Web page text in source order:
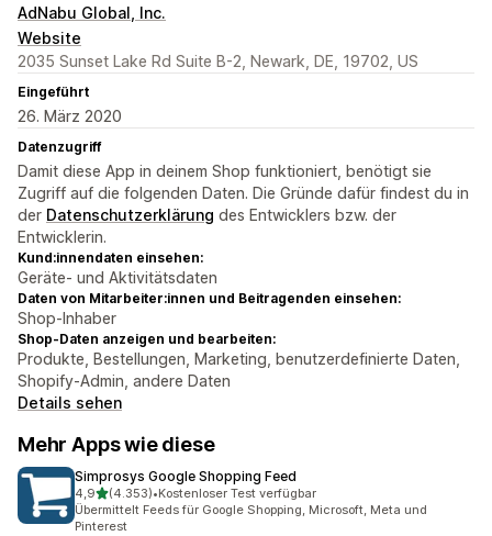
AdNabu Global, Inc.
Website
2035 Sunset Lake Rd Suite B-2, Newark, DE, 19702, US
Eingeführt
26. März 2020
Datenzugriff
Damit diese App in deinem Shop funktioniert, benötigt sie
Zugriff auf die folgenden Daten. Die Gründe dafür findest du in
der Datenschutzerklärung des Entwicklers bzw. der
Entwicklerin.
Kund:innendaten einsehen:
Geräte- und Aktivitätsdaten
Daten von Mitarbeiter:innen und Beitragenden einsehen:
Shop-Inhaber
Shop-Daten anzeigen und bearbeiten:
Produkte, Bestellungen, Marketing, benutzerdefinierte Daten,
Shopify-Admin, andere Daten
Details sehen
Mehr Apps wie diese
Simprosys Google Shopping Feed
4,9von 5 Sternen
(4.353)
4353 Rezensionen insgesamt
•Kostenloser Test verfügbar
Übermittelt Feeds für Google Shopping, Microsoft, Meta und
Pinterest